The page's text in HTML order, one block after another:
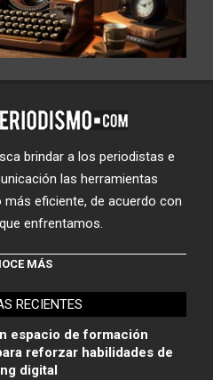
brindar a los periodistas e
las herramientas
eficiente, de acuerdo con
enfrentamos.
MÁS
RECIENTES
espacio de formación
reforzar habilidades de
digital